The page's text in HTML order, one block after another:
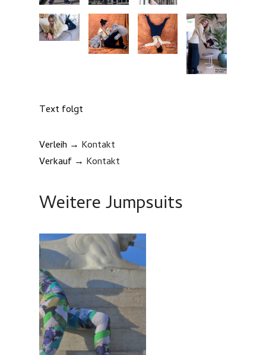
Text folgt
Verleih → Kontakt
Verkauf → Kontakt
Weitere Jumpsuits